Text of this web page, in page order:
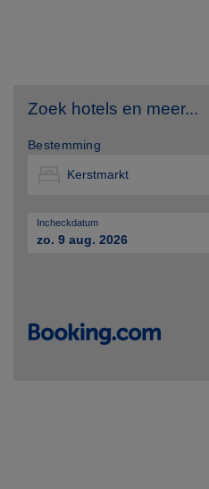
Zoek hotels en meer...
Bestemming
Incheckdatum
zo. 9 aug. 2026